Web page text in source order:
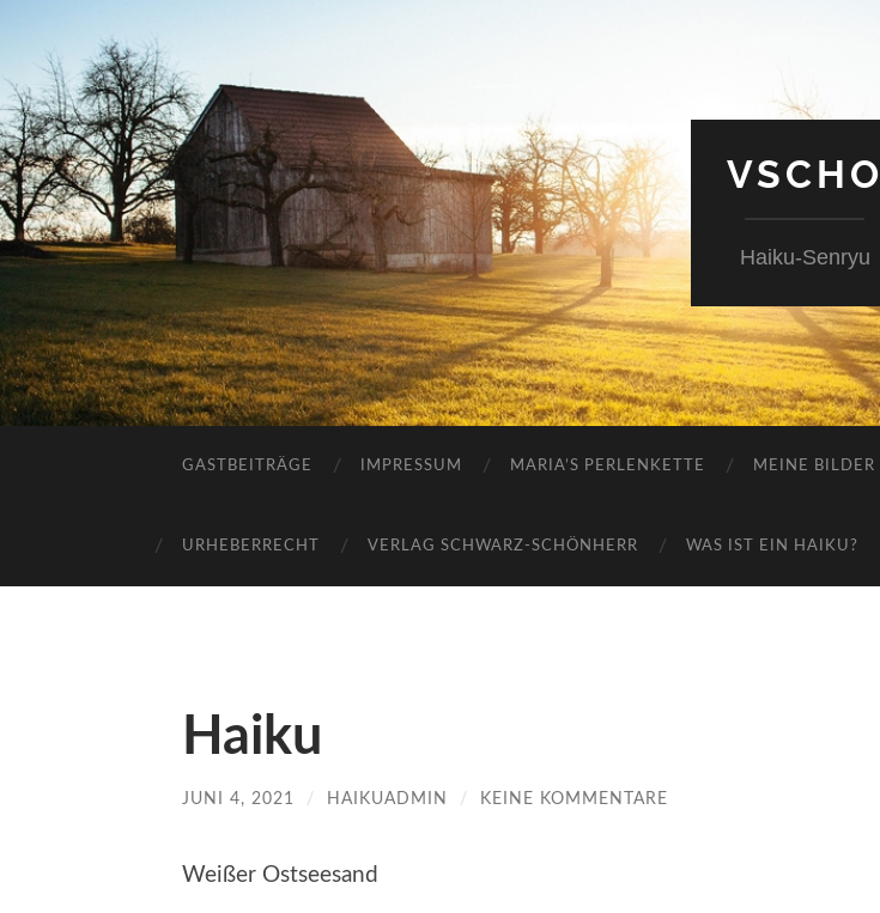
VSCHO
Haiku-Senryu
GASTBEITRÄGE IMPRESSUM MARIA’S PERLENKETTE MEINE BILDER
URHEBERRECHT VERLAG SCHWARZ-SCHÖNHERR WAS IST EIN HAIKU?
Haiku
JUNI 4, 2021 / HAIKUADMIN / KEINE KOMMENTARE
Weißer Ostseesand